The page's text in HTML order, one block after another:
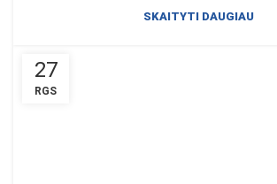
SKAITYTI DAUGIAU
27
RGS